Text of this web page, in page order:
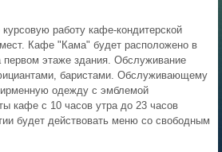
работу кафе-кондитерской
Кафе "Кама" будет расположено в
первом этаже здания. Обслуживание
баристами. Обслуживающему
одежду с эмблемой
кафе с 10 часов утра до 23 часов
будет действовать меню со свободным